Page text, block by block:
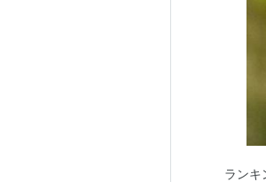
ランキ